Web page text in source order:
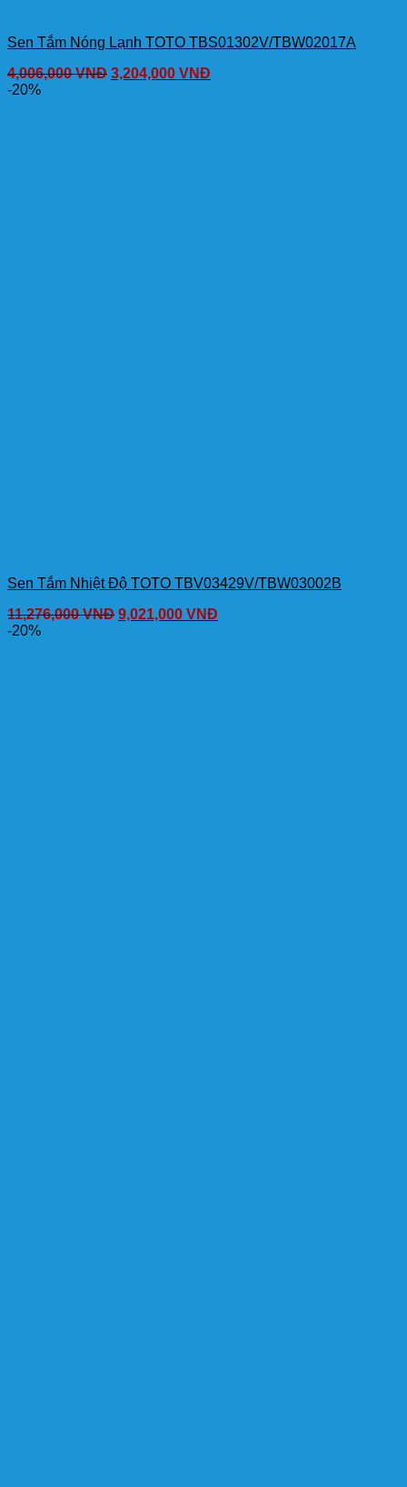
Sen Tắm Nóng Lạnh TOTO TBS01302V/TBW02017A
4,006,000VNĐ 3,204,000 VNĐ
-20%
Sen Tắm Nhiệt Độ TOTO TBV03429V/TBW03002B
11,276,000VNĐ 9,021,000 VNĐ
-20%